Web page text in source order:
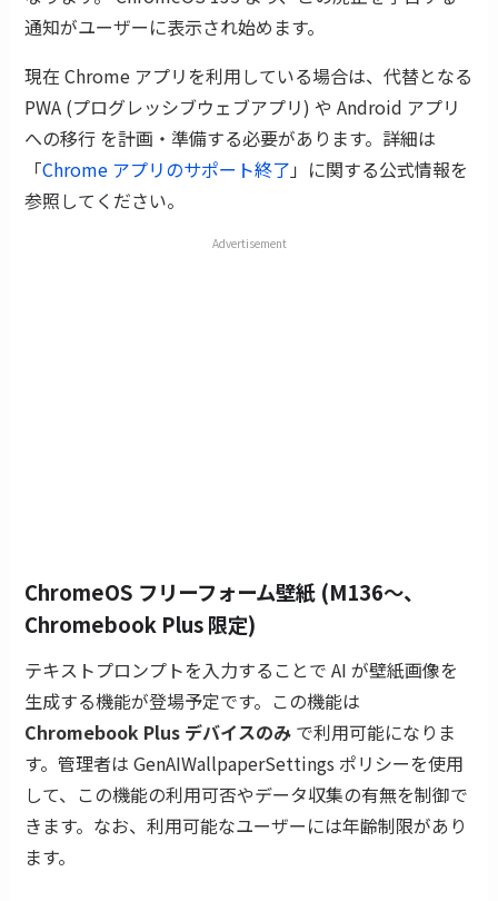
通知がユーザーに表示され始めます。
現在 Chrome アプリを利用している場合は、代替となる
PWA (プログレッシブウェブアプリ) や Android アプリ
への移行 を計画・準備する必要があります。詳細は
「Chrome アプリのサポート終了 」に関する公式情報を
参照してください。
Advertisement
ChromeOS フリーフォーム壁紙 (M136〜、
Chromebook Plus 限定)
テキストプロンプトを入力することで AI が壁紙画像を
生成する機能が登場予定です。この機能は
Chromebook Plus デバイスのみ で利用可能になりま
す。管理者は GenAIWallpaperSettings ポリシーを使用
して、この機能の利用可否やデータ収集の有無を制御で
きます。なお、利用可能なユーザーには年齢制限があり
ます。